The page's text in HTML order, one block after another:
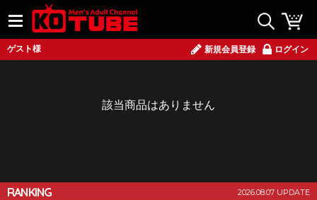
ゲスト様 新規会員登録 ログイン
該当商品はありません
RANKING 2026.08.07 UPDATE